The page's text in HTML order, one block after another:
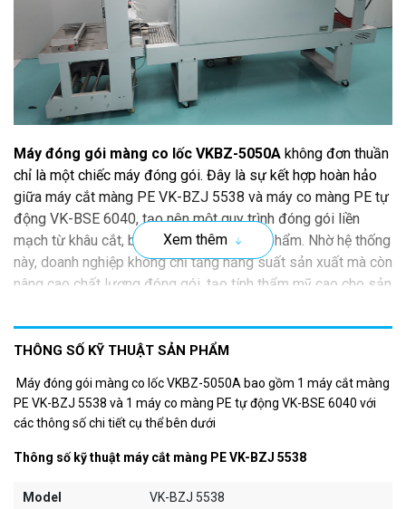
Máy đóng gói màng co lốc VKBZ-5050A không đơn thuần
chỉ là một chiếc máy đóng gói. Đây là sự kết hợp hoàn hảo
giữa máy cắt màng PE VK-BZJ 5538 và máy co màng PE tự
động VK-BSE 6040, tạo nên một quy trình đóng gói liền
mạch từ khâu cắt, bọc đến co màng sản phẩm. Nhờ hệ thống
này, doanh nghiệp không chỉ tăng năng suất sản xuất mà còn
nâng cao chất lượng đóng gói, tạo tính thẩm mỹ cao cho sản
các tác động không mong muốn từ môi trường.
Xem thêm
THÔNG SỐ KỸ THUẬT SẢN PHẨM
Máy đóng gói màng co lốc VKBZ-5050A bao gồm 1 máy cắt màng
PE VK-BZJ 5538 và 1 máy co màng PE tự động VK-BSE 6040 với
các thông số chi tiết cụ thể bên dưới
Thông số kỹ thuật máy cắt màng PE VK-BZJ 5538
Model VK-BZJ 5538